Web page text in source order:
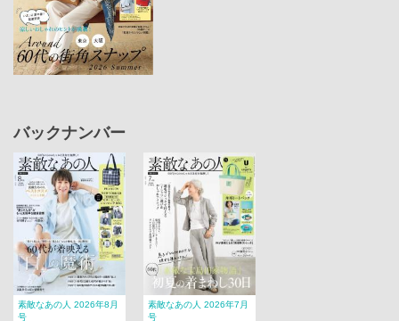
バックナンバー
素敵なあの人 2026年8月
号
素敵なあの人 2026年7月
号